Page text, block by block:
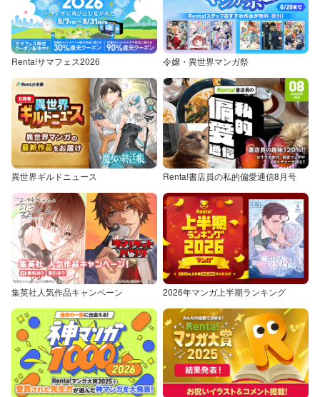
Renta!サマフェス2026 令嬢・異世界マンガ祭
異世界ギルドニュース Renta!書店員の私的偏愛通信8月号
集英社人気作品キャンペーン 2026年マンガ上半期ランキング